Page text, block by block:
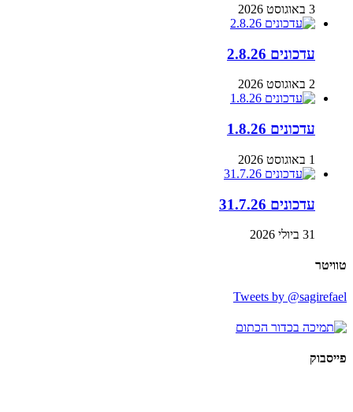
3 באוגוסט 2026
עדכונים 2.8.26
2 באוגוסט 2026
עדכונים 1.8.26
1 באוגוסט 2026
עדכונים 31.7.26
31 ביולי 2026
טוויטר
Tweets by @sagirefael
פייסבוק